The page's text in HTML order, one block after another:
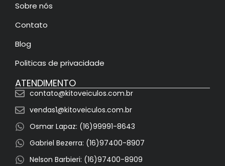
Sobre nós
Contato
Blog
Politicas de privacidade
ATENDIMENTO
contato@kitoveiculos.com.br
vendas1@kitoveiculos.com.br
Osmar Lapaz: (16)99991-8643
Gabriel Bezerra: (16)97400-8907
Nelson Barbieri: (16)97400-8909